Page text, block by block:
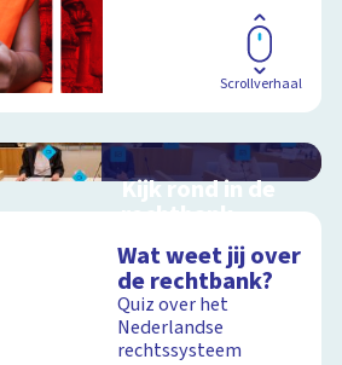
Scrollverhaal
Kijk rond in de
rechtbank
schoolplaat over
rechtspraak in
Nederland
Wat weet jij over
de rechtbank?
Quiz over het
Nederlandse
rechtssysteem